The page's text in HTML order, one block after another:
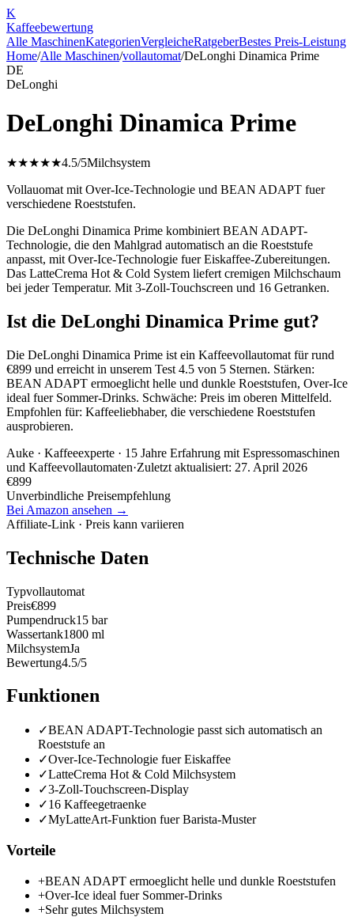
K
Kaffeebewertung
Alle MaschinenKategorienVergleicheRatgeberBestes Preis-Leistung
Home/Alle Maschinen/vollautomat/DeLonghi Dinamica Prime
DE
DeLonghi
DeLonghi Dinamica Prime
★★★★★4.5/5Milchsystem
Vollauomat mit Over-Ice-Technologie und BEAN ADAPT fuer
verschiedene Roeststufen.
Die DeLonghi Dinamica Prime kombiniert BEAN ADAPT-
Technologie, die den Mahlgrad automatisch an die Roeststufe
anpasst, mit Over-Ice-Technologie fuer Eiskaffee-Zubereitungen.
Das LatteCrema Hot & Cold System liefert cremigen Milchschaum
bei jeder Temperatur. Mit 3-Zoll-Touchscreen und 16 Getranken.
Ist die DeLonghi Dinamica Prime gut?
Die DeLonghi Dinamica Prime ist ein Kaffeevollautomat für rund
€899 und erreicht in unserem Test 4.5 von 5 Sternen. Stärken:
BEAN ADAPT ermoeglicht helle und dunkle Roeststufen, Over-Ice
ideal fuer Sommer-Drinks. Schwäche: Preis im oberen Mittelfeld.
Empfohlen für: Kaffeeliebhaber, die verschiedene Roeststufen
ausprobieren.
Auke · Kaffeeexperte · 15 Jahre Erfahrung mit Espressomaschinen
und Kaffeevollautomaten·Zuletzt aktualisiert: 27. April 2026
€899
Unverbindliche Preisempfehlung
Bei Amazon ansehen →
Affiliate-Link · Preis kann variieren
Technische Daten
Typvollautomat
Preis€899
Pumpendruck15 bar
Wassertank1800 ml
MilchsystemJa
Bewertung4.5/5
Funktionen
✓BEAN ADAPT-Technologie passt sich automatisch an
Roeststufe an
✓Over-Ice-Technologie fuer Eiskaffee
✓LatteCrema Hot & Cold Milchsystem
✓3-Zoll-Touchscreen-Display
✓16 Kaffeegetraenke
✓MyLatteArt-Funktion fuer Barista-Muster
Vorteile
+BEAN ADAPT ermoeglicht helle und dunkle Roeststufen
+Over-Ice ideal fuer Sommer-Drinks
+Sehr gutes Milchsystem